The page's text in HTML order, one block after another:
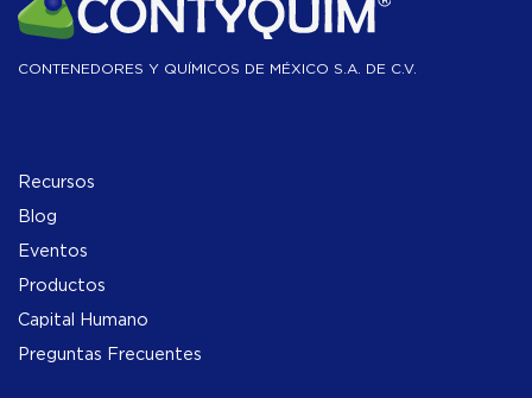
CONTENEDORES Y QUÍMICOS DE MÉXICO S.A. DE C.V.
Recursos
Blog
Eventos
Productos
Capital Humano
Preguntas Frecuentes